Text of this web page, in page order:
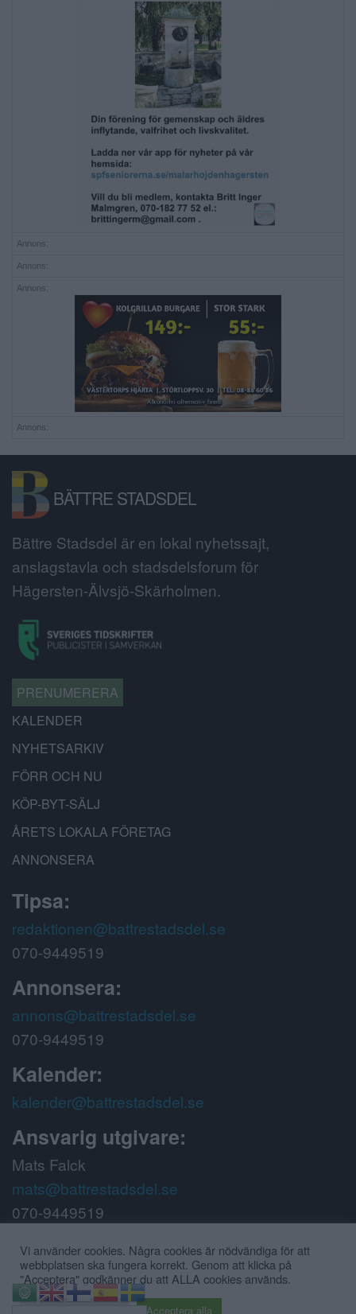
Annons:
Annons:
Annons:
Annons:
BÄTTRE STADSDEL
Bättre Stadsdel är en lokal nyhetssajt,
anslagstavla och stadsdelsforum för
Hägersten-Älvsjö-Skärholmen.
PRENUMERERA
KALENDER
NYHETSARKIV
FÖRR OCH NU
KÖP-BYT-SÄLJ
ÅRETS LOKALA FÖRETAG
ANNONSERA
Tipsa:
redaktionen@battrestadsdel.se
070-9449519
Annonsera:
annons@battrestadsdel.se
070-9449519
Kalender:
kalender@battrestadsdel.se
Ansvarig utgivare:
Mats Falck
mats@battrestadsdel.se
070-9449519
Följ oss på:
Vi använder cookies. Några cookies är nödvändiga för att
webbplatsen ska fungera korrekt. Genom att klicka på
"Acceptera" godkänner du att ALLA cookies används.
Acceptera alla